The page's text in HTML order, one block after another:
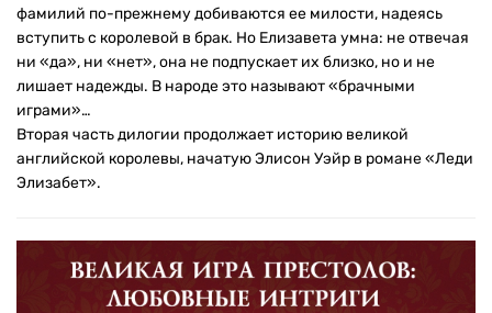
фамилий по-прежнему добиваются ее милости, надеясь
вступить с королевой в брак. Но Елизавета умна: не отвечая
ни «да», ни «нет», она не подпускает их близко, но и не
лишает надежды. В народе это называют «брачными
играми»…
Вторая часть дилогии продолжает историю великой
английской королевы, начатую Элисон Уэйр в романе «Леди
Элизабет».